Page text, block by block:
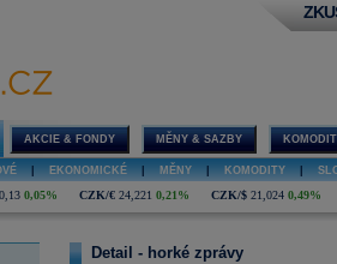
AKCIE & FONDY MĚNY & SAZBY
EKONOMICKÉ MĚNY KOMODITY
0,05% CZK/€ 24,221 0,21% CZK/$ 21,024 0,49%
Detail - horké zprávy